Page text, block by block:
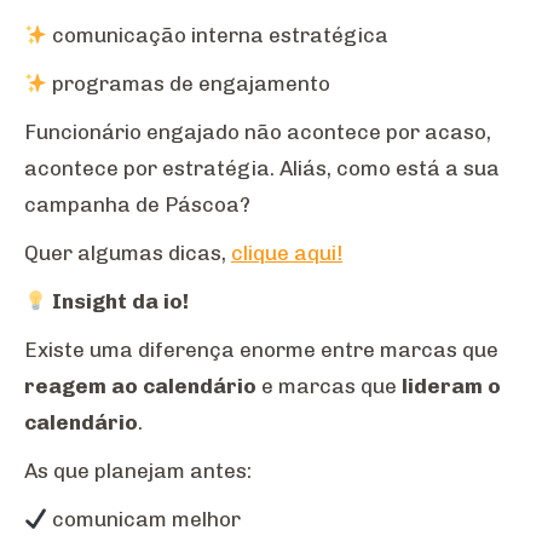
comunicação interna estratégica
programas de engajamento
Funcionário engajado não acontece por acaso,
acontece por estratégia. Aliás, como está a sua
campanha de Páscoa?
Quer algumas dicas, clique aqui!
Insight da io!
Existe uma diferença enorme entre marcas que
reagem ao calendário e marcas que lideram o
calendário.
As que planejam antes:
comunicam melhor